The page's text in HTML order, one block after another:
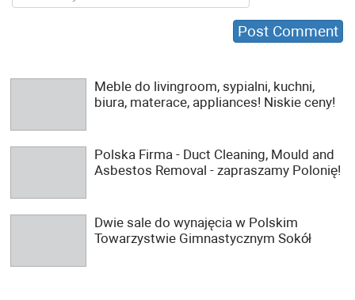
Meble do livingroom, sypialni, kuchni,
biura, materace, appliances! Niskie ceny!
Polska Firma - Duct Cleaning, Mould and
Asbestos Removal - zapraszamy Polonię!
Dwie sale do wynajęcia w Polskim
Towarzystwie Gimnastycznym Sokół